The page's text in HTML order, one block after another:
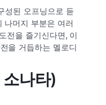
성된 오프닝으로 듣
나머지 부분은 여러
전을 즐기신다면, 이
을 거듭하는 멜로디
나타)